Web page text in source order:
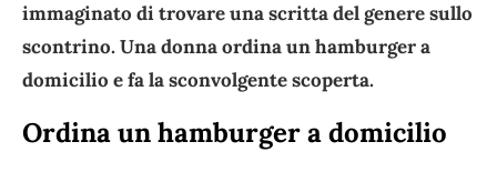
immaginato di trovare una scritta del genere sullo
scontrino. Una donna ordina un hamburger a
domicilio e fa la sconvolgente scoperta.
Ordina un hamburger a domicilio